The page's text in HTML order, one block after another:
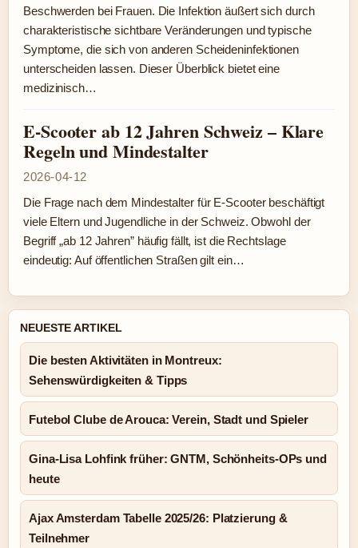
Beschwerden bei Frauen. Die Infektion äußert sich durch
charakteristische sichtbare Veränderungen und typische
Symptome, die sich von anderen Scheideninfektionen
unterscheiden lassen. Dieser Überblick bietet eine
medizinisch…
E-Scooter ab 12 Jahren Schweiz – Klare
Regeln und Mindestalter
2026-04-12
Die Frage nach dem Mindestalter für E-Scooter beschäftigt
viele Eltern und Jugendliche in der Schweiz. Obwohl der
Begriff „ab 12 Jahren” häufig fällt, ist die Rechtslage
eindeutig: Auf öffentlichen Straßen gilt ein…
NEUESTE ARTIKEL
Die besten Aktivitäten in Montreux:
Sehenswürdigkeiten & Tipps
Futebol Clube de Arouca: Verein, Stadt und Spieler
Gina-Lisa Lohfink früher: GNTM, Schönheits-OPs und
heute
Ajax Amsterdam Tabelle 2025/26: Platzierung &
Teilnehmer